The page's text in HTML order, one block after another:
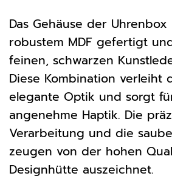
Das Gehäuse der Uhrenbox
robustem MDF gefertigt
feinen, schwarzen
Diese Kombination verleiht
elegante Optik und sorgt
angenehme Haptik. Die
Verarbeitung und die
zeugen von der hohen
Designhütte auszeichnet.